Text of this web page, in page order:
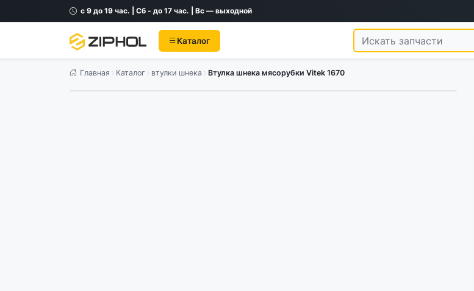
с 9 до 19 час. | Сб - до 17 час. | Вс — выходной
Каталог
Главная Каталог втулки шнека Втулка шнека мясорубки Vitek 1670